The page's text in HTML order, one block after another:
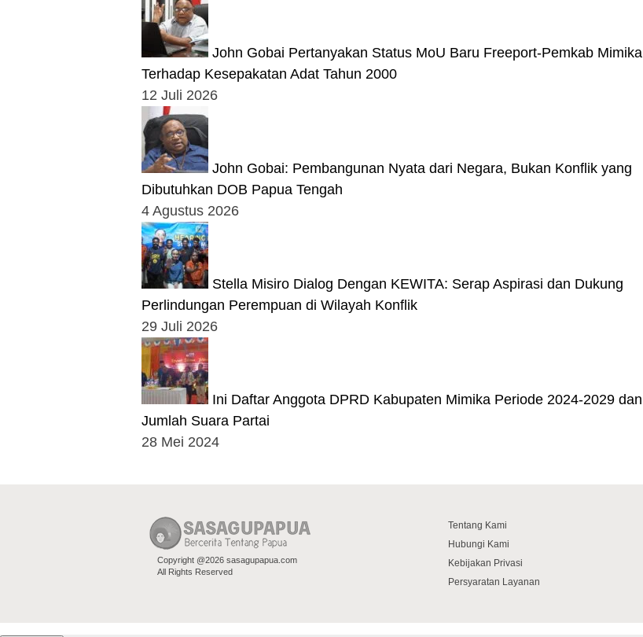
John Gobai Pertanyakan Status MoU Baru Freeport-Pemkab Mimika
Terhadap Kesepakatan Adat Tahun 2000
12 Juli 2026
John Gobai: Pembangunan Nyata dari Negara, Bukan Konflik yang
Dibutuhkan DOB Papua Tengah
4 Agustus 2026
Stella Misiro Dialog Dengan KEWITA: Serap Aspirasi dan Dukung
Perlindungan Perempuan di Wilayah Konflik
29 Juli 2026
Ini Daftar Anggota DPRD Kabupaten Mimika Periode 2024-2029 dan
Jumlah Suara Partai
28 Mei 2024
Copyright @2026 sasagupapua.com
All Rights Reserved
Tentang Kami
Hubungi Kami
Kebijakan Privasi
Persyaratan Layanan